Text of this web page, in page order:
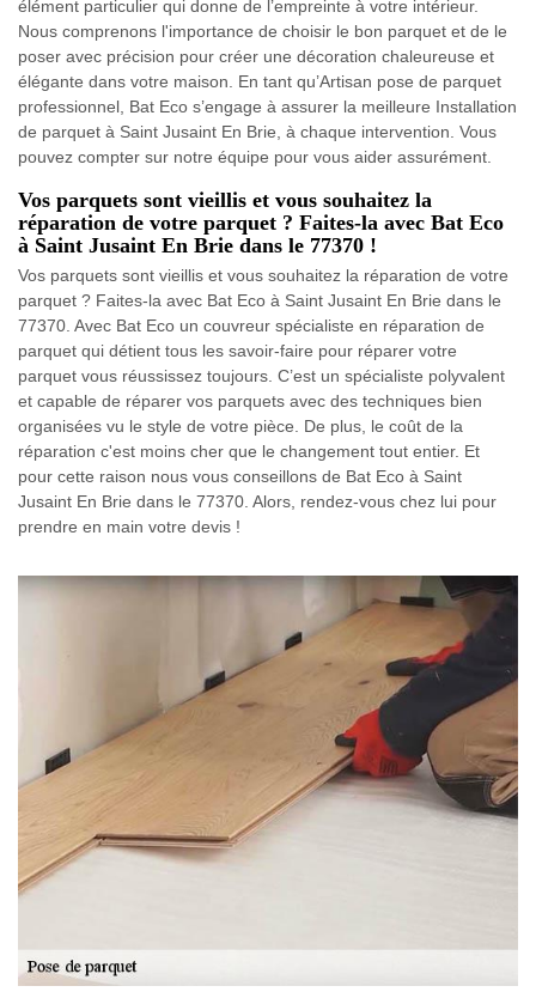
élément particulier qui donne de l’empreinte à votre intérieur.
Nous comprenons l'importance de choisir le bon parquet et de le
poser avec précision pour créer une décoration chaleureuse et
élégante dans votre maison. En tant qu’Artisan pose de parquet
professionnel, Bat Eco s’engage à assurer la meilleure Installation
de parquet à Saint Jusaint En Brie, à chaque intervention. Vous
pouvez compter sur notre équipe pour vous aider assurément.
Vos parquets sont vieillis et vous souhaitez la
réparation de votre parquet ? Faites-la avec Bat Eco
à Saint Jusaint En Brie dans le 77370 !
Vos parquets sont vieillis et vous souhaitez la réparation de votre
parquet ? Faites-la avec Bat Eco à Saint Jusaint En Brie dans le
77370. Avec Bat Eco un couvreur spécialiste en réparation de
parquet qui détient tous les savoir-faire pour réparer votre
parquet vous réussissez toujours. C’est un spécialiste polyvalent
et capable de réparer vos parquets avec des techniques bien
organisées vu le style de votre pièce. De plus, le coût de la
réparation c'est moins cher que le changement tout entier. Et
pour cette raison nous vous conseillons de Bat Eco à Saint
Jusaint En Brie dans le 77370. Alors, rendez-vous chez lui pour
prendre en main votre devis !